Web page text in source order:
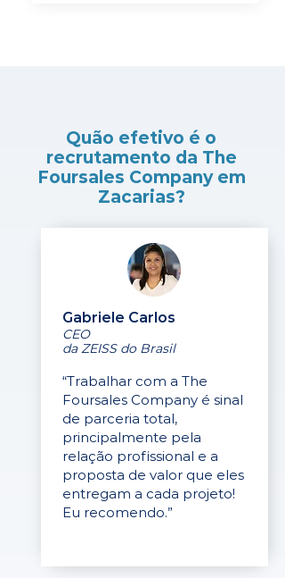
Quão efetivo é o
recrutamento da The
Foursales Company em
Zacarias?
Gabriele Carlos
CEO
da ZEISS do Brasil
“Trabalhar com a The
Foursales Company é sinal
de parceria total,
principalmente pela
relação profissional e a
proposta de valor que eles
entregam a cada projeto!
Eu recomendo.”